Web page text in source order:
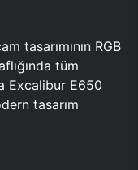
tasarımının RGB
tüm
Excalibur E650
tasarım